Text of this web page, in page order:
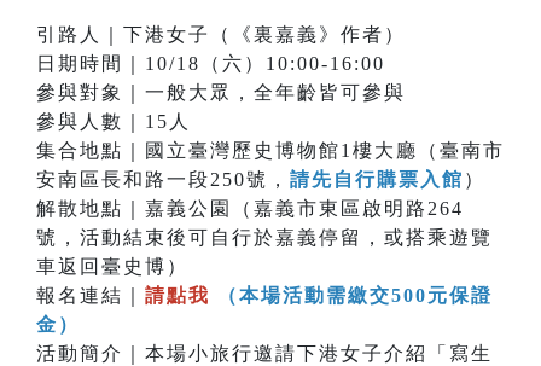
引路人｜下港女子（《裏嘉義》作者）
日期時間｜10/18（六）10:00-16:00
參與對象｜一般大眾，全年齡皆可參與
參與人數｜15人
集合地點｜國立臺灣歷史博物館1樓大廳（臺南市
安南區長和路一段250號， 請先自行購票入館 ）
解散地點｜嘉義公園（嘉義市東區啟明路264
號，活動結束後可自行於嘉義停留，或搭乘遊覽
車返回臺史博）
報名連結｜ 請點我
（本場活動需繳交500元保證
金）
活動簡介｜本場小旅行邀請下港女子介紹「寫生